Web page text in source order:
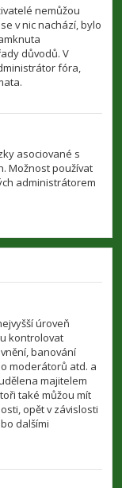
nemůžou
v nic nachází, bylo
důvodů. V
fóra,
asociované s
Možnost používat
administrátorem
úroveň
kontrolovat
banování
moderátorů atd. a
majitelem
také můžou mít
opět v závislosti
dalšími